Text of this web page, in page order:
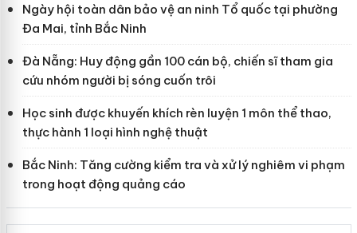
Ngày hội toàn dân bảo vệ an ninh Tổ quốc tại phường
Đa Mai, tỉnh Bắc Ninh
Đà Nẵng: Huy động gần 100 cán bộ, chiến sĩ tham gia
cứu nhóm người bị sóng cuốn trôi
Học sinh được khuyến khích rèn luyện 1 môn thể thao,
thực hành 1 loại hình nghệ thuật
Bắc Ninh: Tăng cường kiểm tra và xử lý nghiêm vi phạm
trong hoạt động quảng cáo